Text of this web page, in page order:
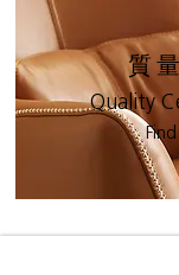
質
Quality